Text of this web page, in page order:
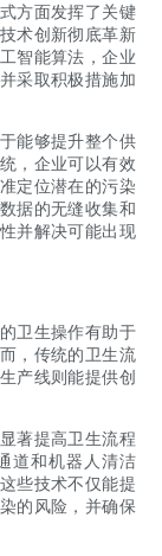
方面发挥了关键
术创新彻底革新
智能算法，企业
采取积极措施加
能够提升整个供
，企业可以有效
定位潜在的污染
据的无缝收集和
并解决可能出现
卫生操作有助于
，传统的卫生流
产线则能提供创
著提高卫生流程
道和机器人清洁
些技术不仅能提
的风险，并确保